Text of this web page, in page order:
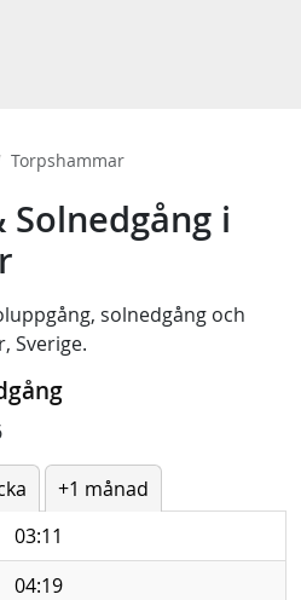
Torpshammar
Solnedgång i
, solnedgång och
Sverige.
+1 månad
03:11
04:19